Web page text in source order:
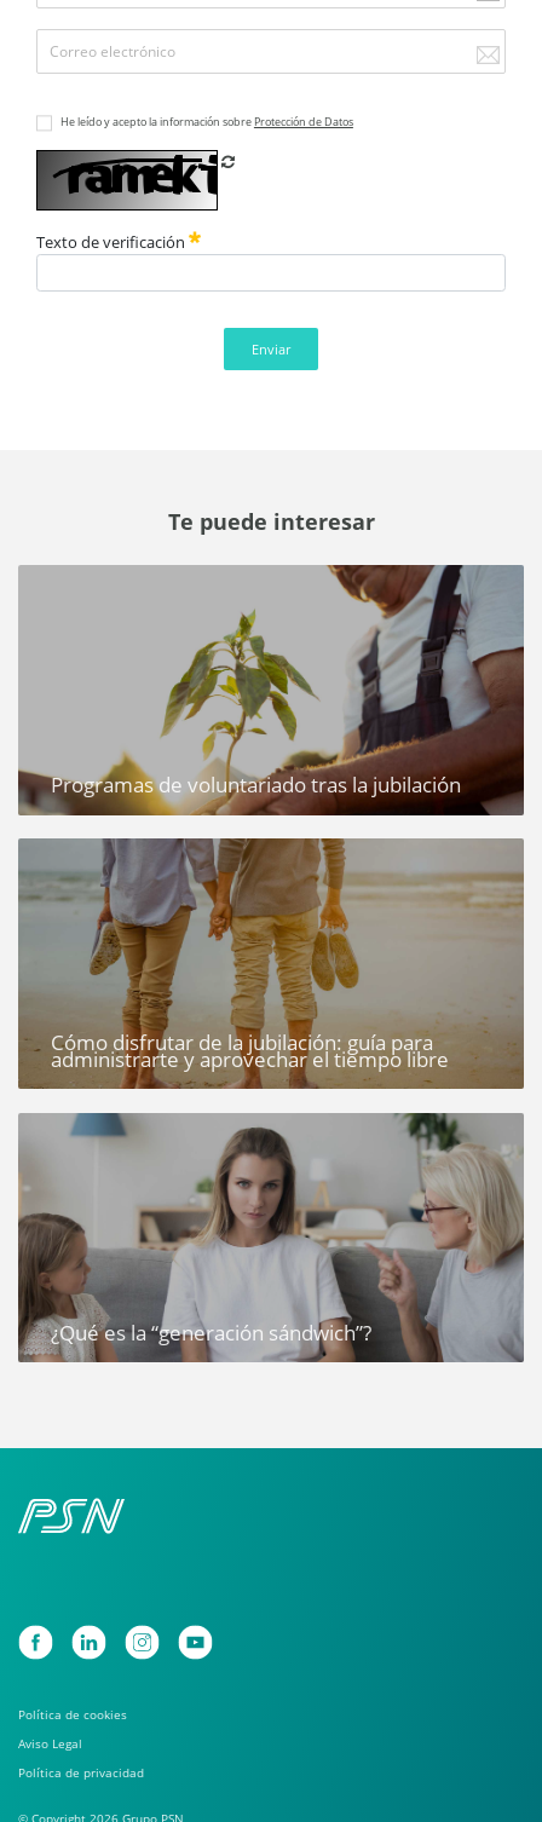
He leído y acepto la información sobre Protección de Datos
Texto de verificación
Enviar
Te puede interesar
Programas de voluntariado tras la jubilación
Cómo disfrutar de la jubilación: guía para
administrarte y aprovechar el tiempo libre
¿Qué es la “generación sándwich”?
Política de cookies
Aviso Legal
Política de privacidad